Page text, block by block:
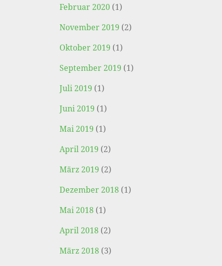
Februar 2020 (1)
November 2019 (2)
Oktober 2019 (1)
September 2019 (1)
Juli 2019 (1)
Juni 2019 (1)
Mai 2019 (1)
April 2019 (2)
März 2019 (2)
Dezember 2018 (1)
Mai 2018 (1)
April 2018 (2)
März 2018 (3)